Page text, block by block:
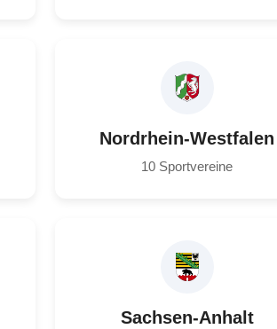
Nordrhein-Westfalen
10 Sportvereine
Sachsen-Anhalt